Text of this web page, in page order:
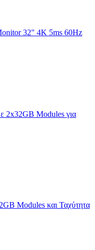
32" 4K 5ms 60Hz
Modules για
Modules και Ταχύτητα